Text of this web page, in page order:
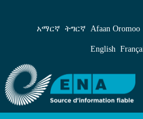
La vice-présidente de la
አማርኛ ትግርኛ Afaan Oromoo
English